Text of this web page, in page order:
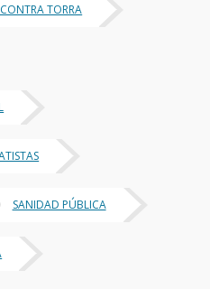
TORRA
SANIDAD PÚBLICA